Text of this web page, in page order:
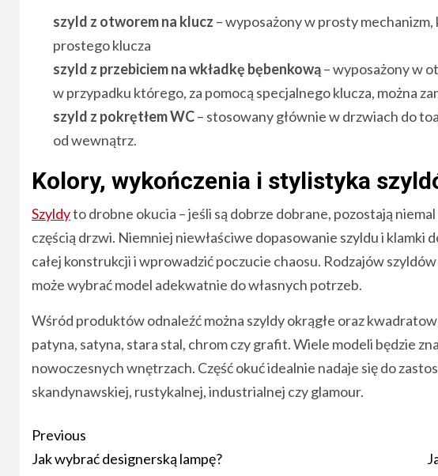
szyld z otworem na klucz – wyposażony w prosty
prostego klucza
szyld z przebiciem na wkładkę bębenkową– wyposażony w
w przypadku którego, za pomocą specjalnego klucza, można
szyld z pokrętłem WC– stosowany głównie w drzwiach do
od wewnątrz.
Kolory, wykończenia i stylistyka
Szyldyto drobne okucia – jeśli są dobrze dobrane, pozostają
częścią drzwi. Niemniej niewłaściwe dopasowanie szyldu i klamki
całej konstrukcji i wprowadzić poczucie chaosu. Rodzajów
może wybrać model adekwatnie do własnych potrzeb.
Wśród produktów odnaleźć można szyldy okrągłe oraz
patyna, satyna, stara stal, chrom czy grafit. Wiele modeli będzie
nowoczesnych wnętrzach. Część okuć idealnie nadaje się do
skandynawskiej, rustykalnej, industrialnej czy glamour.
Post
navigation
Previous
Jak wybrać designerską lampę?